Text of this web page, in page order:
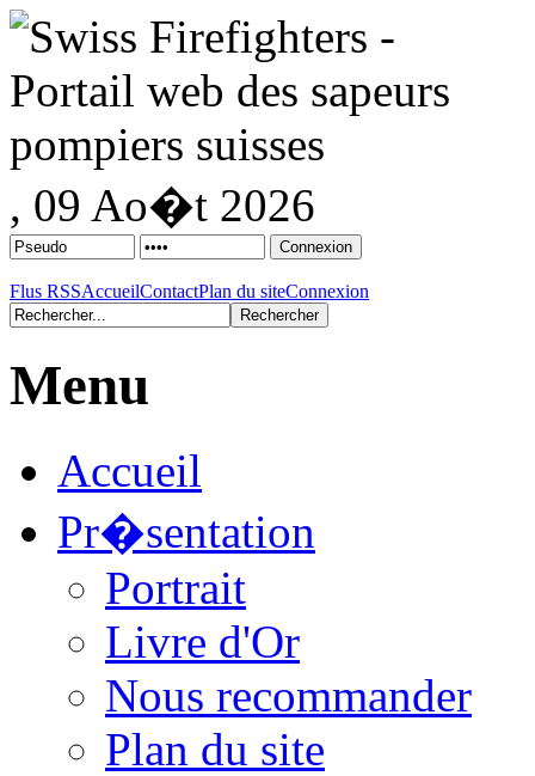
, 09 Ao�t 2026
Flus RSSAccueilContactPlan du siteConnexion
Menu
Accueil
Pr�sentation
Portrait
Livre d'Or
Nous recommander
Plan du site